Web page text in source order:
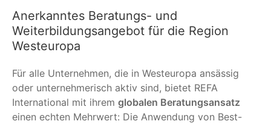
Anerkanntes Beratungs- und
Weiterbildungsangebot für die Region
Westeuropa
Für alle Unternehmen, die in Westeuropa ansässig
oder unternehmerisch aktiv sind, bietet REFA
International mit ihrem globalen Beratungsansatz
einen echten Mehrwert: Die Anwendung von Best-